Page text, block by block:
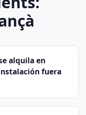
alquila en
fuera